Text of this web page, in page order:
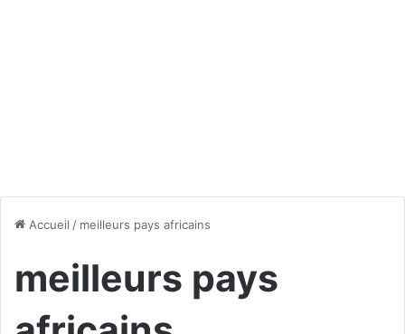
Accueil / meilleurs pays africains
meilleurs pays